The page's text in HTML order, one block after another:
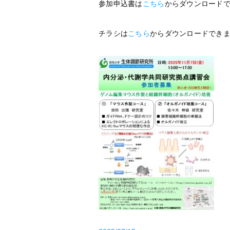
参加申込書は こちらからダウンロードで
チラシはこちらからダウンロードできま